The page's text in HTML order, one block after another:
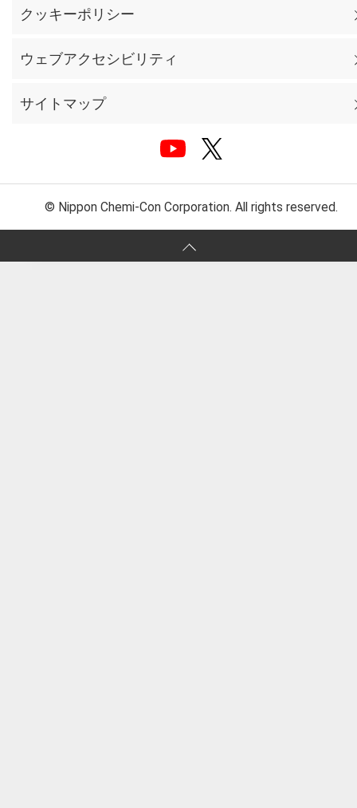
クッキーポリシー
ウェブアクセシビリティ
サイトマップ
© Nippon Chemi-Con Corporation. All rights reserved.